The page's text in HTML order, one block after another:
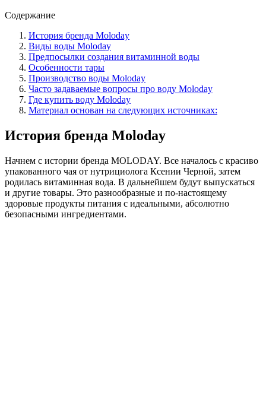
Содержание
История бренда Moloday
Виды воды Moloday
Предпосылки создания витаминной воды
Особенности тары
Производство воды Moloday
Часто задаваемые вопросы про воду Moloday
Где купить воду Moloday
Материал основан на следующих источниках:
История бренда Moloday
Начнем с истории бренда MOLODAY. Все началось с красиво
упакованного чая от нутрициолога Ксении Черной, затем
родилась витаминная вода. В дальнейшем будут выпускаться
и другие товары. Это разнообразные и по-настоящему
здоровые продукты питания с идеальными, абсолютно
безопасными ингредиентами.